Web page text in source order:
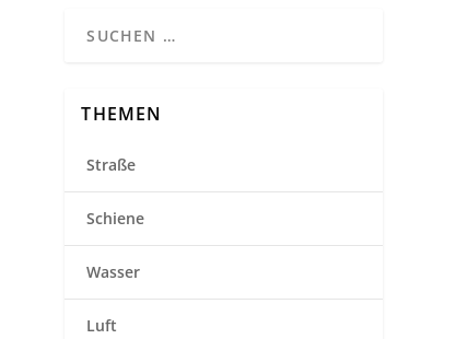
THEMEN
Straße
Schiene
Wasser
Luft